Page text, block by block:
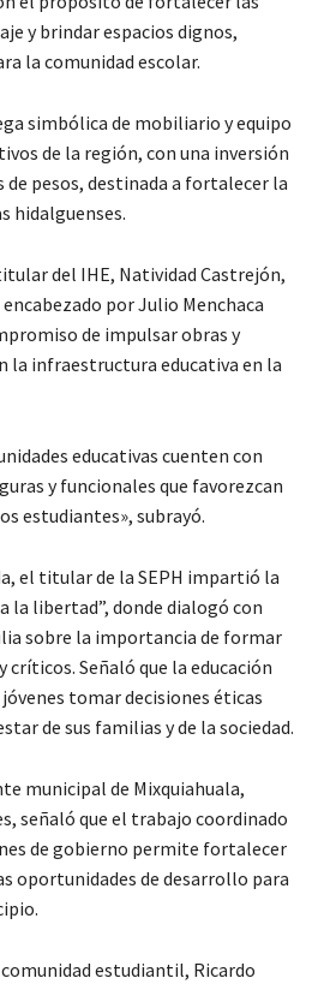
y brindar espacios dignos,
la comunidad escolar.
simbólica de mobiliario y equipo
de la región, con una inversión
pesos, destinada a fortalecer la
hidalguenses.
del IHE, Natividad Castrejón,
por Julio Menchaca
de impulsar obras y
la infraestructura educativa en la
educativas cuenten con
y funcionales que favorezcan
estudiantes», subrayó.
el titular de la SEPH impartió la
la libertad”, donde dialogó con
sobre la importancia de formar
críticos. Señaló que la educación
tomar decisiones éticas
de sus familias y de la sociedad.
municipal de Mixquiahuala,
señaló que el trabajo coordinado
de gobierno permite fortalecer
oportunidades de desarrollo para
estudiantil, Ricardo